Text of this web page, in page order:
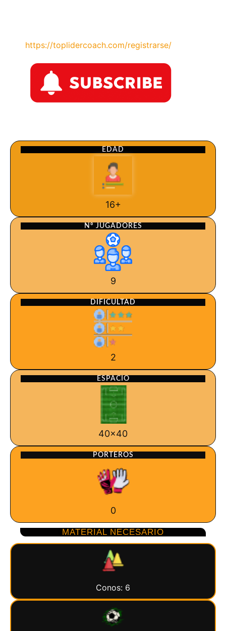
https://toplidercoach.com/registrarse/
EDAD
16+
Nº JUGADORES
9
DIFICULTAD
2
ESPACIO
40x40
PORTEROS
0
MATERIAL NECESARIO
Conos: 6